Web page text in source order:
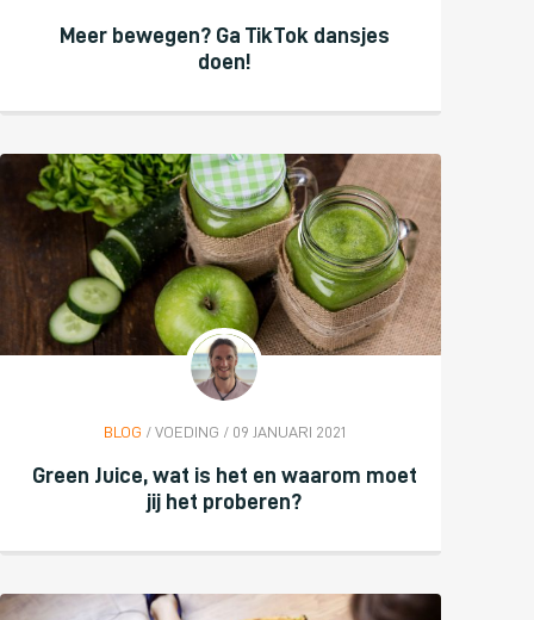
Meer bewegen? Ga TikTok dansjes
doen!
BLOG / VOEDING / 09 JANUARI 2021
Green Juice, wat is het en waarom moet
jij het proberen?